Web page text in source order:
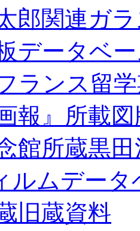
郎関連ガ
データベ
ランス留
報』所載
館所蔵黒
ルムデータ
旧蔵資料